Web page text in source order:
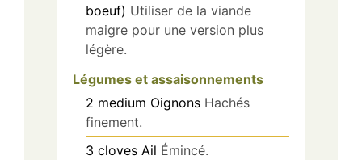
boeuf) Utiliser de la viande
maigre pour une version plus
légère.
Légumes et assaisonnements
2 medium Oignons Hachés
finement.
3 cloves Ail Émincé.